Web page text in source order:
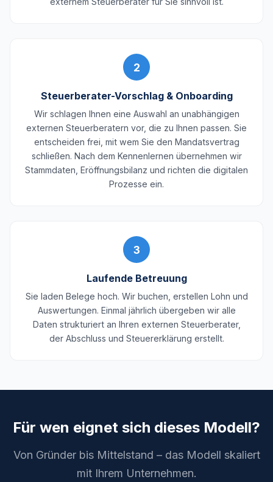
2
Steuerberater-Vorschlag & Onboarding
Wir schlagen Ihnen eine Auswahl an unabhängigen
externen Steuerberatern vor, die zu Ihnen passen. Sie
entscheiden frei, mit wem Sie den Mandatsvertrag
schließen. Nach dem Kennenlernen übernehmen wir
Stammdaten, Eröffnungsbilanz und richten die digitalen
Prozesse ein.
3
Laufende Betreuung
Sie laden Belege hoch. Wir buchen, erstellen Lohn und
Auswertungen. Einmal jährlich übergeben wir alle
Daten strukturiert an Ihren externen Steuerberater,
der Abschluss und Steuererklärung erstellt.
Für wen eignet sich dieses Modell?
Von Gründer bis Mittelstand – das Modell skaliert
mit Ihrem Unternehmen.